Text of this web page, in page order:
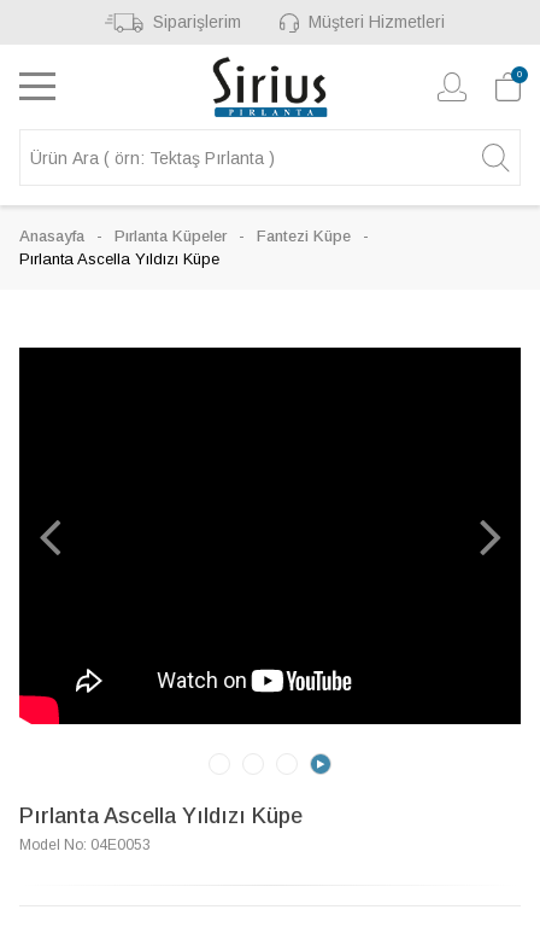
Siparişlerim Müşteri Hizmetleri
0
Anasayfa Pırlanta Küpeler
Fantezi Küpe
Pırlanta Ascella Yıldızı Küpe
Pırlanta Ascella Yıldızı Küpe
Model No: 04E0053